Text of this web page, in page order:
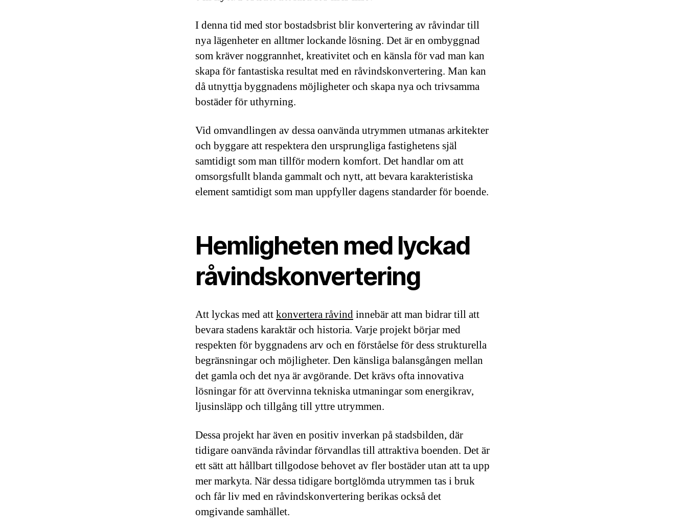
I denna tid med stor bostadsbrist blir konvertering av råvindar till
nya lägenheter en alltmer lockande lösning. Det är en ombyggnad
som kräver noggrannhet, kreativitet och en känsla för vad man kan
skapa för fantastiska resultat med en råvindskonvertering. Man kan
då utnyttja byggnadens möjligheter och skapa nya och trivsamma
bostäder för uthyrning.
Vid omvandlingen av dessa oanvända utrymmen utmanas arkitekter
och byggare att respektera den ursprungliga fastighetens själ
samtidigt som man tillför modern komfort. Det handlar om att
omsorgsfullt blanda gammalt och nytt, att bevara karakteristiska
element samtidigt som man uppfyller dagens standarder för boende.
Hemligheten med lyckad
råvindskonvertering
Att lyckas med attkonvertera råvindinnebär att man bidrar till att
bevara stadens karaktär och historia. Varje projekt börjar med
respekten för byggnadens arv och en förståelse för dess strukturella
begränsningar och möjligheter. Den känsliga balansgången mellan
det gamla och det nya är avgörande. Det krävs ofta innovativa
lösningar för att övervinna tekniska utmaningar som energikrav,
ljusinsläpp och tillgång till yttre utrymmen.
Dessa projekt har även en positiv inverkan på stadsbilden, där
tidigare oanvända råvindar förvandlas till attraktiva boenden. Det är
ett sätt att hållbart tillgodose behovet av fler bostäder utan att ta upp
mer markyta. När dessa tidigare bortglömda utrymmen tas i bruk
och får liv med en råvindskonvertering berikas också det
omgivande samhället.